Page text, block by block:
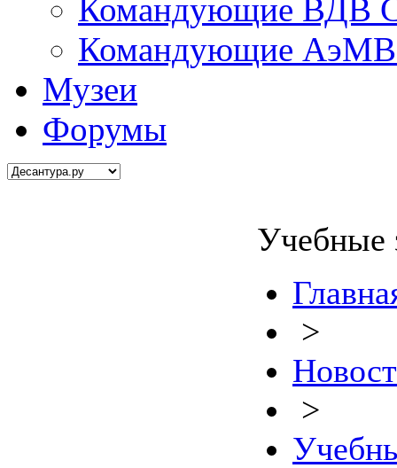
Командующие ВДВ
Командующие АэМВ
Музеи
Форумы
Учебные
>
>